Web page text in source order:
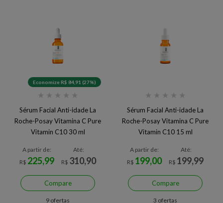
Economize R$ 84,91 (27%)
★ ★ ★ ★ ★
Sérum Facial Anti-idade La
Roche-Posay Vitamina C Pure
Vitamin C10 30 ml
A partir de:
R$ 225,99
Até:
R$ 310,90
Compare
9 ofertas
★ ★ ★ ★ ★
Sérum Facial Anti-idade La
Roche-Posay Vitamina C Pure
Vitamin C10 15 ml
A partir de:
R$ 199,00
Até:
R$ 199,99
Compare
3 ofertas